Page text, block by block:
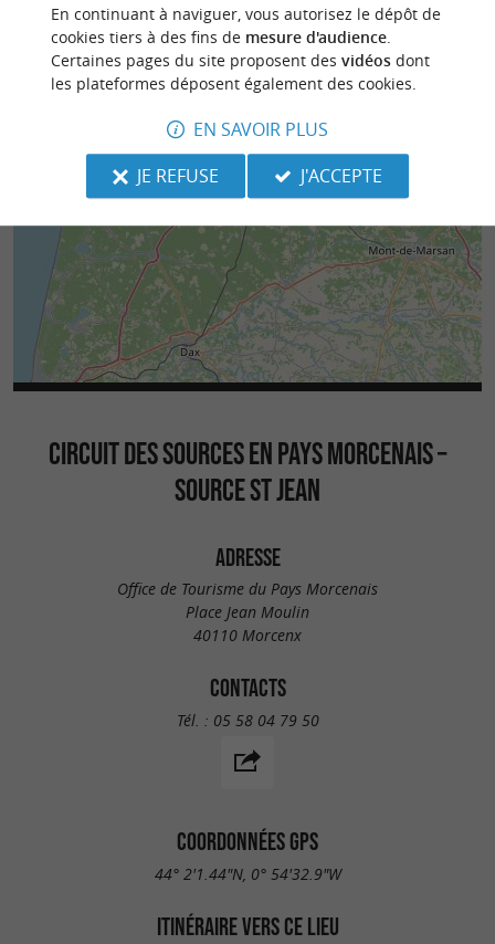
CIRCUIT DES SOURCES EN PAYS MORCENAIS –
SOURCE ST JEAN
ADRESSE
Office de Tourisme du Pays Morcenais
Place Jean Moulin
40110 Morcenx
CONTACTS
Tél. : 05 58 04 79 50
COORDONNÉES GPS
44° 2'1.44"N, 0° 54'32.9"W
ITINÉRAIRE VERS CE LIEU
En continuant à naviguer, vous autorisez le dépôt de
cookies tiers à des fins de mesure d'audience.
Certaines pages du site proposent des vidéosdont
les plateformes déposent également des cookies.
EN SAVOIR PLUS
JE REFUSE
J'ACCEPTE